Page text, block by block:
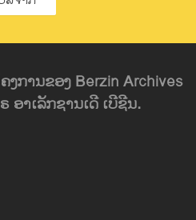
ງການຂອງ Berzin Archives
ອາເລັກຊານເດີ ເບີຊີນ.